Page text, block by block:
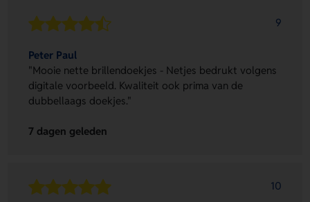
9
Peter Paul
"Mooie nette brillendoekjes - Netjes bedrukt volgens
digitale voorbeeld. Kwaliteit ook prima van de
dubbellaags doekjes."
7 dagen geleden
10